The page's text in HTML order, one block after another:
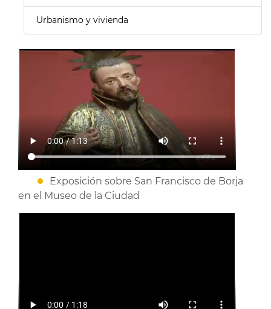
Urbanismo y vivienda
Exposición sobre San Francisco de Borja
en el Museo de la Ciudad